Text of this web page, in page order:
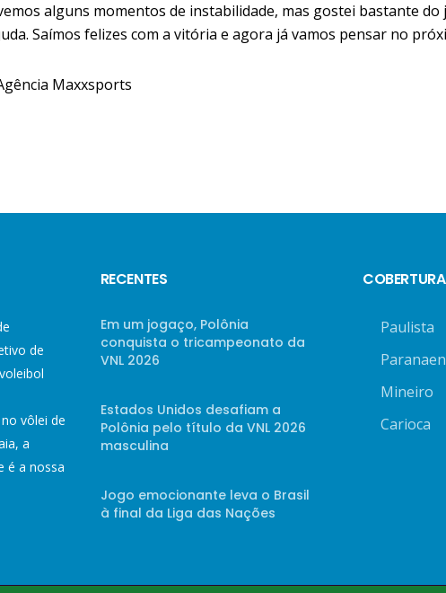
alguns momentos de instabilidade, mas gostei bastante
Saímos felizes com a vitória e agora já vamos pensar no
Maxxsports
de
vôlei de
a
é a nossa
RECENTES
Em um jogaço, Polônia
conquista o tricampeonato da
VNL 2026
Estados Unidos desafiam a
Polônia pelo título da VNL 2026
masculina
Jogo emocionante leva o Brasil
à final da Liga das Nações
COBERTURA
Paulista
Mineiro
Carioca